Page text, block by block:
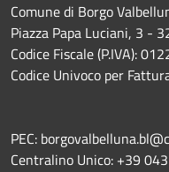
Comune di Borgo
Piazza Papa Luciani, 3 -
Codice Fiscale (P.IVA):
Codice Univoco per
PEC:
Centralino Unico: +39